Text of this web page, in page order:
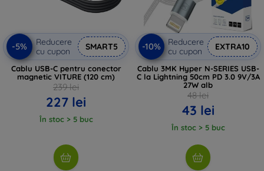
-5%
Reducere
cu cupon
SMART5
Cablu USB-C pentru conector
magnetic VITURE (120 cm)
239 lei
227 lei
În stoc > 5 buc
-10%
Reducere
cu cupon
EXTRA10
Cablu 3MK Hyper N-SERIES USB-
C la Lightning 50cm PD 3.0 9V/3A
27W alb
48 lei
43 lei
În stoc > 5 buc